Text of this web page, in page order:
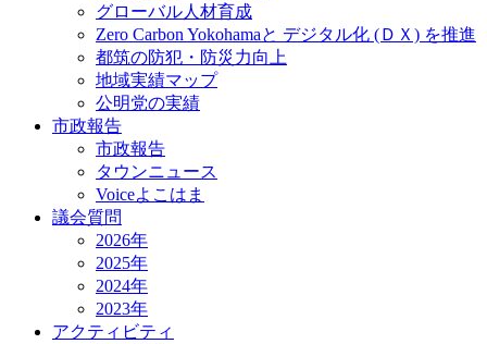
グローバル人材育成
Zero Carbon Yokohamaと デジタル化 (ＤＸ) を推進
都筑の防犯・防災力向上
地域実績マップ
公明党の実績
市政報告
市政報告
タウンニュース
Voiceよこはま
議会質問
2026年
2025年
2024年
2023年
アクティビティ